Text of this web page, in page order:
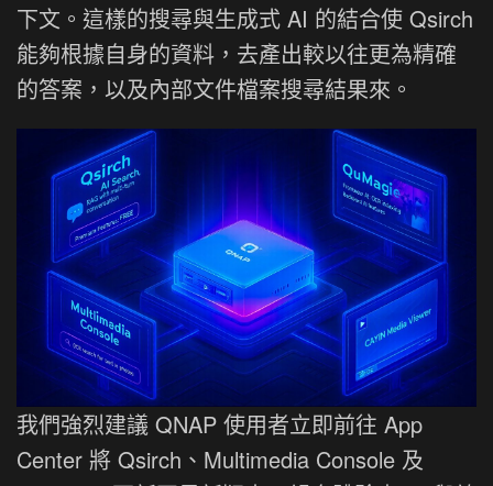
下文。這樣的搜尋與生成式 AI 的結合使 Qsirch
能夠根據自身的資料，去產出較以往更為精確
的答案，以及內部文件檔案搜尋結果來。
我們強烈建議 QNAP 使用者立即前往 App
Center 將 Qsirch、Multimedia Console 及